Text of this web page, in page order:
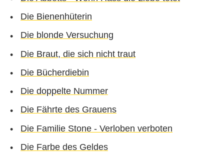
Die Bienenhüterin
Die blonde Versuchung
Die Braut, die sich nicht traut
Die Bücherdiebin
Die doppelte Nummer
Die Fährte des Grauens
Die Familie Stone - Verloben verboten
Die Farbe des Geldes